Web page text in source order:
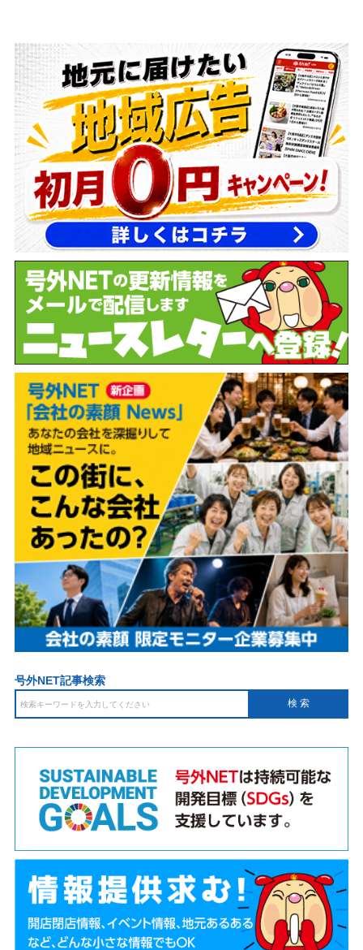
号外NET記事検索